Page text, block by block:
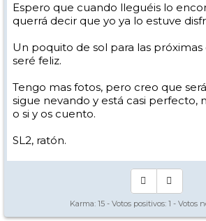
Espero que cuando lleguéis lo
querrá decir que yo ya lo estuve
Un poquito de sol para las próximas
seré feliz.
Tengo mas fotos, pero creo que
sigue nevando y está casi perfecto,
o si y os cuento.
SL2, ratón.
Karma: 15 - Votos positivos: 1 - Votos